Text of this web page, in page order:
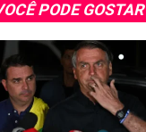
PODE GOSTAR